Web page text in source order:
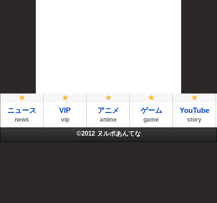
ニュース
news
VIP
vip
アニメ
anime
ゲーム
game
YouTube
story
©2012 ヌルポあんてな